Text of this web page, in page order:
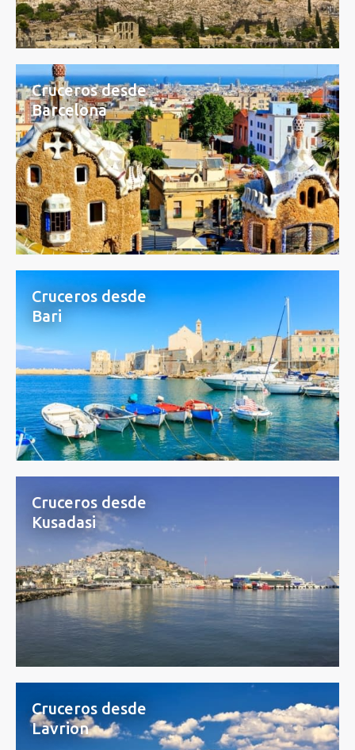
Cruceros desde
Barcelona
Cruceros desde
Bari
Cruceros desde
Kusadasi
Cruceros desde
Lavrion